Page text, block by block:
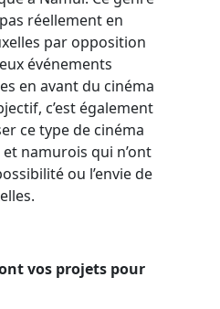
réellement en
par opposition
événements
en avant du cinéma
c’est également
ce type de cinéma
namurois qui n’ont
ou l’envie de
vos projets pour